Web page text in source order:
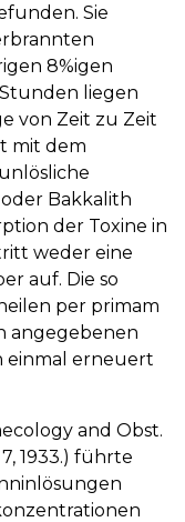
Sie
8%igen
liegen
von Zeit zu Zeit
mit dem
Bakkalith
der Toxine in
weder eine
auf. Die so
per primam
angegebenen
einmal erneuert
and Obst.
1933.) führte